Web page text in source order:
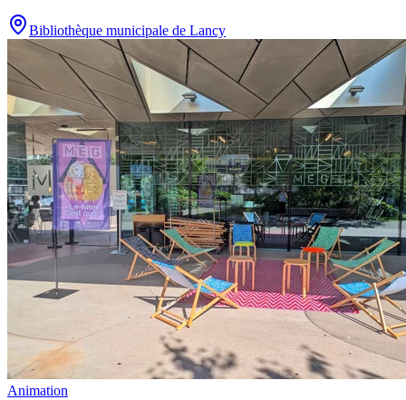
Bibliothèque municipale de Lancy
Animation